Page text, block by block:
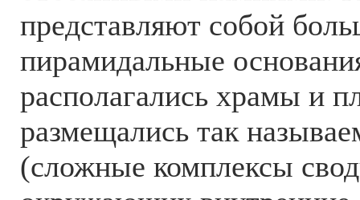
представляют собой
пирамидальные
располагались храмы и
размещались так
(сложные комплексы